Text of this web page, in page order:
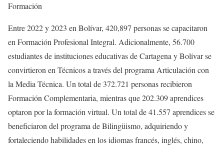
Formación
Entre 2022 y 2023 en Bolívar, 420,897 personas se capacitaron
en Formación Profesional Integral. Adicionalmente, 56.700
estudiantes de instituciones educativas de Cartagena y Bolívar se
convirtieron en Técnicos a través del programa Articulación con
la Media Técnica. Un total de 372.721 personas recibieron
Formación Complementaria, mientras que 202.309 aprendices
optaron por la formación virtual. Un total de 41.557 aprendices se
beneficiaron del programa de Bilingüismo, adquiriendo y
fortaleciendo habilidades en los idiomas francés, inglés, chino,